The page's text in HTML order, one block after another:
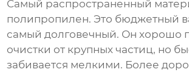
Самый распространенный
полипропилен. Это бюджетный
самый долговечный. Он хорошо
очистки от крупных частиц, но
забивается мелкими. Более